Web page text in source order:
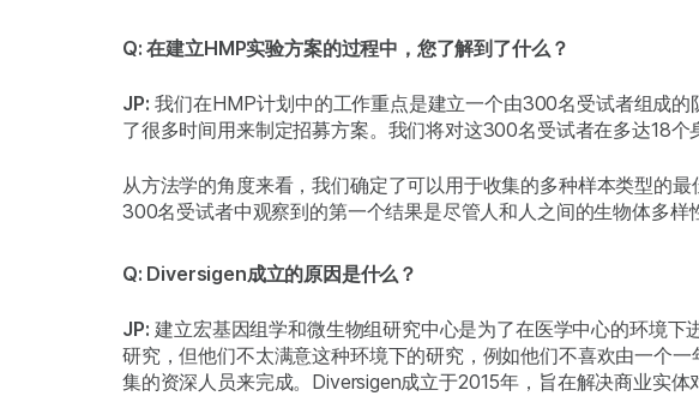
Q: 在建立HMP实验方案的过程中，您了解到了什么？
JP: 我们在HMP计划中的工作重点是建立一个由300名受试者组成
了很多时间用来制定招募方案。我们将对这300名受试者在多达18个
从方法学的角度来看，我们确定了可以用于收集的多种样本类型的
300名受试者中观察到的第一个结果是尽管人和人之间的生物体多样
Q: Diversigen成立的原因是什么？
JP: 建立宏基因组学和微生物组研究中心是为了在医学中心的环境
研究，但他们不太满意这种环境下的研究，例如他们不喜欢由一个
集的资深人员来完成。Diversigen成立于2015年，旨在解决商业实体